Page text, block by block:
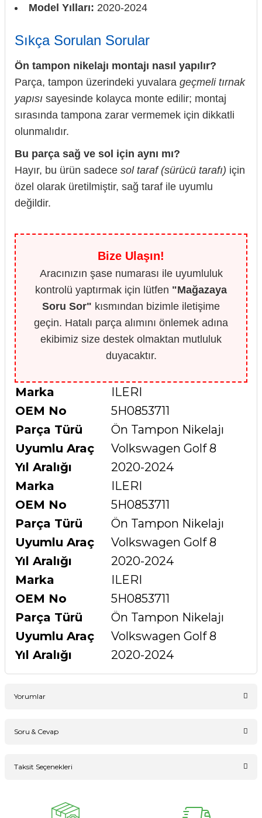
Model Yılları: 2020-2024
Sıkça Sorulan Sorular
Ön tampon nikelajı montajı nasıl yapılır?
Parça, tampon üzerindeki yuvalara geçmeli tırnak
yapısı sayesinde kolayca monte edilir; montaj
sırasında tampona zarar vermemek için dikkatli
olunmalıdır.
Bu parça sağ ve sol için aynı mı?
Hayır, bu ürün sadece sol taraf (sürücü tarafı) için
özel olarak üretilmiştir, sağ taraf ile uyumlu
değildir.
Bize Ulaşın!
Aracınızın şase numarası ile uyumluluk
kontrolü yaptırmak için lütfen "Mağazaya
Soru Sor" kısmından bizimle iletişime
geçin. Hatalı parça alımını önlemek adına
ekibimiz size destek olmaktan mutluluk
duyacaktır.
Marka
ILERI
OEM No
5H0853711
Parça Türü
Ön Tampon Nikelajı
Uyumlu Araç
Volkswagen Golf 8
Yıl Aralığı
2020-2024
Marka
ILERI
OEM No
5H0853711
Parça Türü
Ön Tampon Nikelajı
Uyumlu Araç
Volkswagen Golf 8
Yıl Aralığı
2020-2024
Marka
ILERI
OEM No
5H0853711
Parça Türü
Ön Tampon Nikelajı
Uyumlu Araç
Volkswagen Golf 8
Yıl Aralığı
2020-2024
Yorumlar
Soru & Cevap
Taksit Seçenekleri